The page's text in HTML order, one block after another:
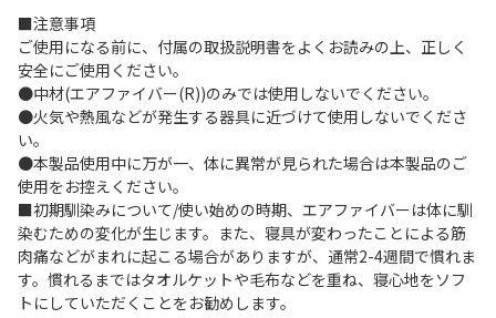
■注意事項
ご使用になる前に、付属の取扱説明書をよくお読みの上、正しく
安全にご使用ください。
●中材(エアファイバー(R))のみでは使用しないでください。
●火気や熱風などが発生する器具に近づけて使用しないでくださ
い。
●本製品使用中に万が一、体に異常が見られた場合は本製品のご
使用をお控えください。
■初期馴染みについて/使い始めの時期、エアファイバーは体に馴
染むための変化が生じます。また、寝具が変わったことによる筋
肉痛などがまれに起こる場合がありますが、通常2-4週間で慣れま
す。慣れるまではタオルケットや毛布などを重ね、寝心地をソフ
トにしていただくことをお勧めします。